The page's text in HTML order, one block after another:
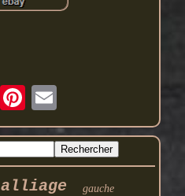
alliage gauche